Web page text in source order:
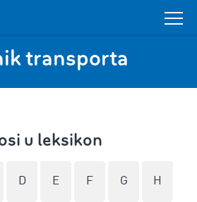
transporta
u leksikon
D E F G H